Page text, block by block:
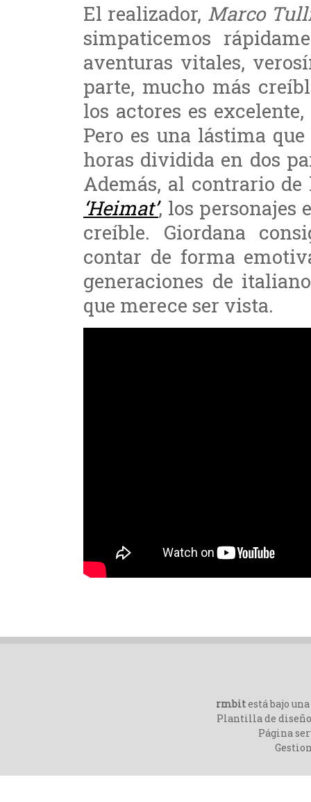
El realizador, Marco
simpaticemos
aventuras vitales,
parte, mucho más
los actores es
Pero es una lástima
horas dividida en dos
Además, al contrario
‘Heimat’, los personajes
creíble. Giordana
contar de forma
generaciones de
que merece ser vista.
rmbitestá bajo una
Plantilla de
Página